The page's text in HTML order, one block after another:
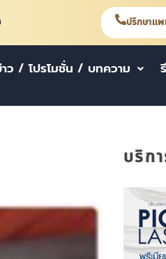
ปรึกษาแ
ว / โปรโมชั่น / บทความ
บริก